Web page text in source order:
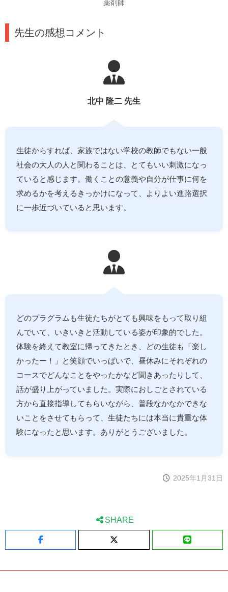
薬剤師
先生の感想コメント
北中 隆二 先生
生徒からすれば、家族ではない学校の教師でもない一般
社会の大人の人と関わることは、とてもいい刺激になっ
ていると感じます。働くことの意義や自分が仕事に何を
求めるかを考えるきっかけになって、よりよい進路選択
に一歩近づいていると思います。
どのプラグラムも生徒たちがとても興味をもって取り組
んでいて、いきいきと活動している姿が印象的でした。
体験を終えて教室に帰ってきたとき、どの生徒も「楽し
かったー！」と笑顔でいっぱいで、昼休みにそれぞれの
コースでどんなことをやったかなど聞きあったりして、
話が盛り上がっていました。実際におしごとされている
方から直接指導してもらいながら、普段なかなかできな
いことをさせてもらって、生徒たちには本当に貴重な体
験になったと思います。ありがとうございました。
2025年1月31日
SHARE
Facebook LINE